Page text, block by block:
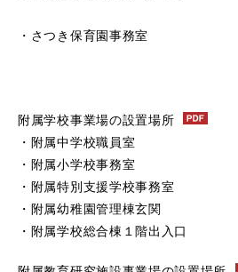
・さつき保育園事務室
附属学校事業場の設置場所
・附属中学校職員室
・附属小学校事務室
・附属特別支援学校事務室
・附属幼稚園管理棟玄関
・附属学校総合棟１階出入口